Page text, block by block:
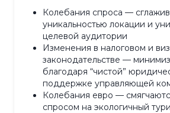
Колебания спроса —
уникальностью локации и
целевой аудитории
Изменения в налоговом и
законодательстве —
благодаря “чистой”
поддержке управляющей
Колебания евро —
спросом на экологичный